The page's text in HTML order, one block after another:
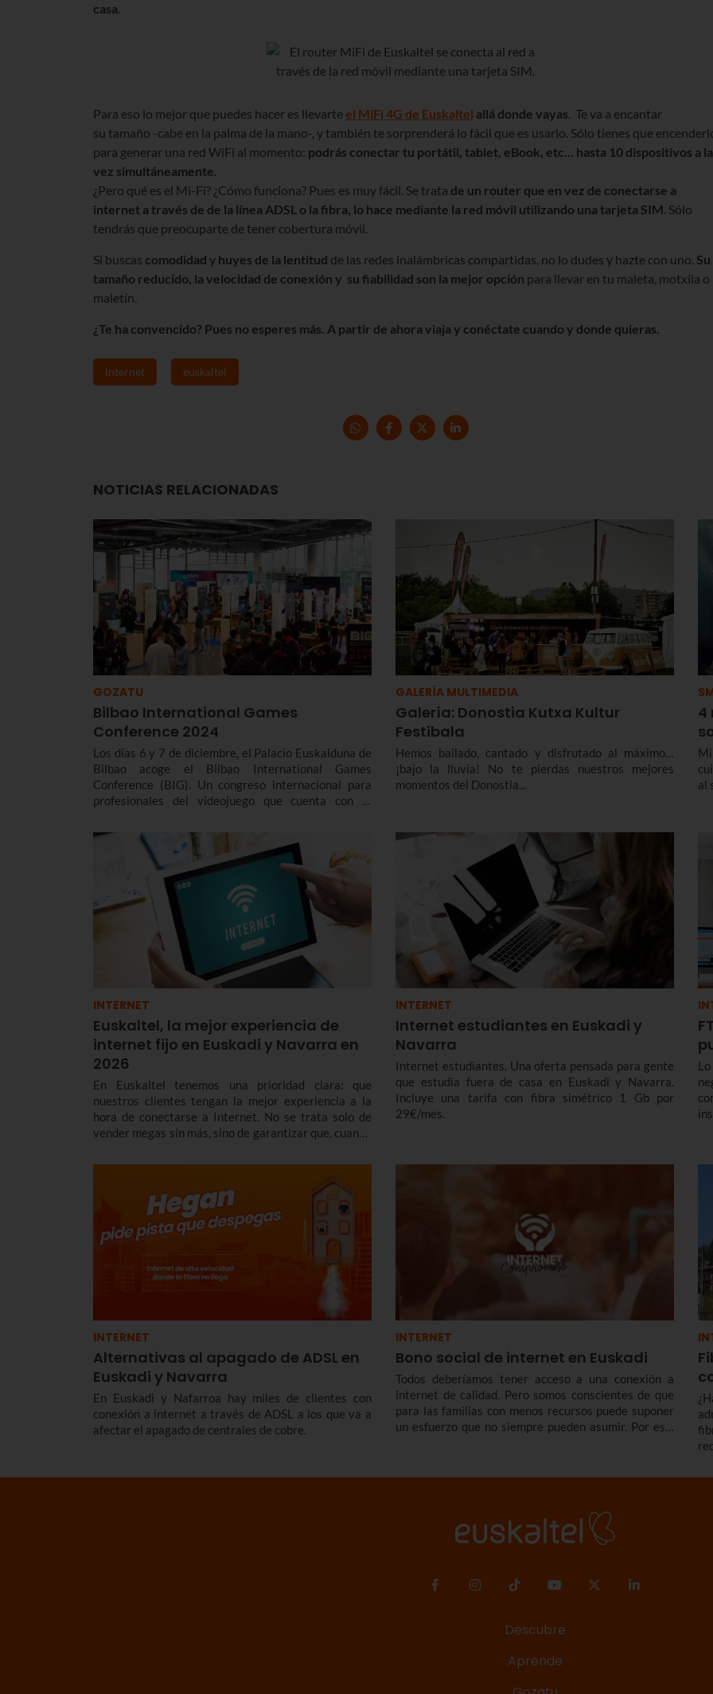
casa.
Para eso lo mejor que puedes hacer es llevarteel MiFi 4G de Euskaltel allá donde vayas. Te va a encantar
su tamaño -cabe en la palma de la mano-, y también te sorprenderá lo fácil que es usarlo. Sólo tienes que
para generar una red WiFi al momento: podrás conectar tu portátil, tablet, eBook, etc... hasta 10 dispositivos a la
vez simultáneamente.
¿Pero qué es el Mi-Fi? ¿Cómo funciona? Pues es muy fácil. Se trata de un router que en vez de conectarse a
internet a través de de la línea ADSL o la fibra, lo hace mediante la red móvil utilizando una tarjeta SIM. Sólo
tendrás que preocuparte de tener cobertura móvil.
Si buscas comodidad y huyes de la lentitud de las redes inalámbricas compartidas, no lo dudes y hazte con uno. Su
tamaño reducido, la velocidad de conexión y su fiabilidad son la mejor opción para llevar en tu maleta, motxila o
maletín.
¿Te ha convencido? Pues no esperes más. A partir de ahora viaja y conéctate cuando y donde quieras.
Internet euskaltel
NOTICIAS RELACIONADAS
GOZATU
Bilbao International Games
Conference 2024
Los días 6 y 7 de diciembre, el Palacio Euskalduna de
Bilbao acoge el Bilbao International Games
Conference (BIG). Un congreso internacional para
profesionales del videojuego que cuenta con el
todos los detalles.
GALERÍA MULTIMEDIA
Galería: Donostia Kutxa Kultur
Festibala
Hemos bailado, cantado y disfrutado al máximo…
¡bajo la lluvia! No te pierdas nuestros mejores
momentos del Donostia...
4
al
INTERNET
Euskaltel, la mejor experiencia de
internet fijo en Euskadi y Navarra en
2026
En Euskaltel tenemos una prioridad clara: que
nuestros clientes tengan la mejor experiencia a la
hora de conectarse a Internet. No se trata solo de
vender megas sin más, sino de garantizar que, cuando
latencia envidiables.
INTERNET
Internet estudiantes en Euskadi y
Navarra
Internet estudiantes. Una oferta pensada para gente
que estudia fuera de casa en Euskadi y Navarra.
Incluye una tarifa con fibra simétrico 1 Gb por
29€/mes.
INTERNET
Alternativas al apagado de ADSL en
Euskadi y Navarra
En Euskadi y Nafarroa hay miles de clientes con
conexión a internet a través de ADSL a los que va a
afectar el apagado de centrales de cobre.
INTERNET
Bono social de internet en Euskadi
Todos deberíamos tener acceso a una conexión a
internet de calidad. Pero somos conscientes de que
para las familias con menos recursos puede suponer
un esfuerzo que no siempre pueden asumir. Por eso,
Internet: una conexión simétrica desde 300 megas a
Descubre
Aprende